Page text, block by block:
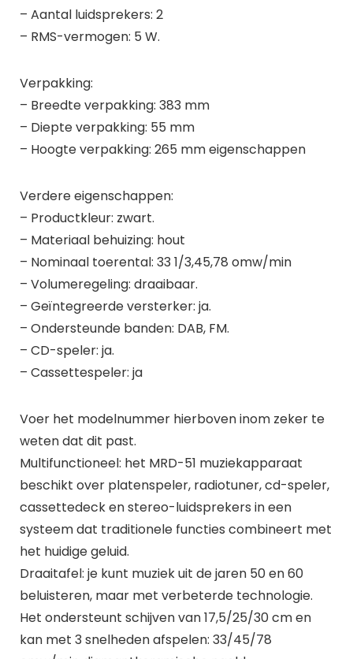
– Aantal luidsprekers: 2
– RMS-vermogen: 5 W.
Verpakking:
– Breedte verpakking: 383 mm
– Diepte verpakking: 55 mm
– Hoogte verpakking: 265 mm eigenschappen
Verdere eigenschappen:
– Productkleur: zwart.
– Materiaal behuizing: hout
– Nominaal toerental: 33 1/3,45,78 omw/min
– Volumeregeling: draaibaar.
– Geïntegreerde versterker: ja.
– Ondersteunde banden: DAB, FM.
– CD-speler: ja.
– Cassettespeler: ja
Voer het modelnummer hierboven inom zeker te
weten dat dit past.
Multifunctioneel: het MRD-51 muziekapparaat
beschikt over platenspeler, radiotuner, cd-speler,
cassettedeck en stereo-luidsprekers in een
systeem dat traditionele functies combineert met
het huidige geluid.
Draaitafel: je kunt muziek uit de jaren 50 en 60
beluisteren, maar met verbeterde technologie.
Het ondersteunt schijven van 17,5/25/30 cm en
kan met 3 snelheden afspelen: 33/45/78